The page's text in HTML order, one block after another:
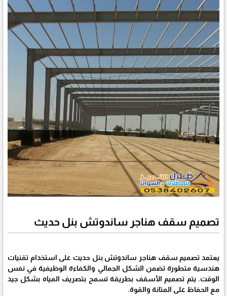
تصميم سقف هناجر ساندوتش بنل حديث
يعتمد تصميم سقف هناجر ساندوتش بنل حديث على استخدام تقنيات
هندسية متطورة تضمن الشكل الجمالي والكفاءة الوظيفية في نفس
الوقت. يتم تصميم الأسقف بطريقة تسمح بتصريف المياه بشكل جيد
مع الحفاظ على المتانة والقوة.